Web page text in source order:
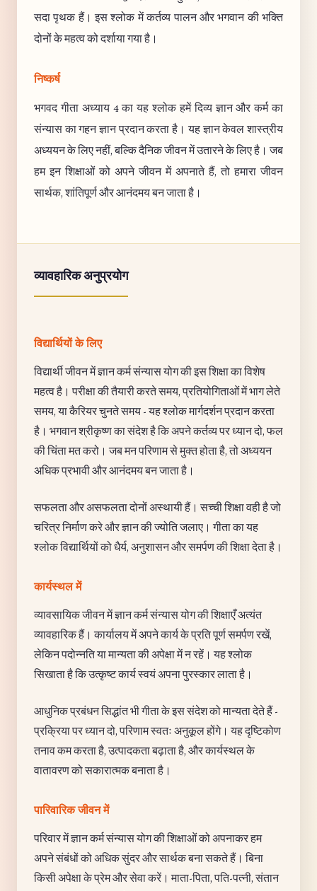
सदा पृथक हैं। इस श्लोक में कर्तव्य पालन और भगवान की भक्ति
दोनों के महत्व को दर्शाया गया है।
निष्कर्ष
भगवद गीता अध्याय 4 का यह श्लोक हमें दिव्य ज्ञान और कर्म का
संन्यास का गहन ज्ञान प्रदान करता है। यह ज्ञान केवल शास्त्रीय
अध्ययन के लिए नहीं, बल्कि दैनिक जीवन में उतारने के लिए है। जब
हम इन शिक्षाओं को अपने जीवन में अपनाते हैं, तो हमारा जीवन
सार्थक, शांतिपूर्ण और आनंदमय बन जाता है।
व्यावहारिक अनुप्रयोग
विद्यार्थियों के लिए
विद्यार्थी जीवन में ज्ञान कर्म संन्यास योग की इस शिक्षा का विशेष
महत्व है। परीक्षा की तैयारी करते समय, प्रतियोगिताओं में भाग लेते
समय, या कैरियर चुनते समय - यह श्लोक मार्गदर्शन प्रदान करता
है। भगवान श्रीकृष्ण का संदेश है कि अपने कर्तव्य पर ध्यान दो, फल
की चिंता मत करो। जब मन परिणाम से मुक्त होता है, तो अध्ययन
अधिक प्रभावी और आनंदमय बन जाता है।
सफलता और असफलता दोनों अस्थायी हैं। सच्ची शिक्षा वही है जो
चरित्र निर्माण करे और ज्ञान की ज्योति जलाए। गीता का यह
श्लोक विद्यार्थियों को धैर्य, अनुशासन और समर्पण की शिक्षा देता है।
कार्यस्थल में
व्यावसायिक जीवन में ज्ञान कर्म संन्यास योग की शिक्षाएँ अत्यंत
व्यावहारिक हैं। कार्यालय में अपने कार्य के प्रति पूर्ण समर्पण रखें,
लेकिन पदोन्नति या मान्यता की अपेक्षा में न रहें। यह श्लोक
सिखाता है कि उत्कृष्ट कार्य स्वयं अपना पुरस्कार लाता है।
आधुनिक प्रबंधन सिद्धांत भी गीता के इस संदेश को मान्यता देते हैं -
प्रक्रिया पर ध्यान दो, परिणाम स्वतः अनुकूल होंगे। यह दृष्टिकोण
तनाव कम करता है, उत्पादकता बढ़ाता है, और कार्यस्थल के
वातावरण को सकारात्मक बनाता है।
पारिवारिक जीवन में
परिवार में ज्ञान कर्म संन्यास योग की शिक्षाओं को अपनाकर हम
अपने संबंधों को अधिक सुंदर और सार्थक बना सकते हैं। बिना
किसी अपेक्षा के प्रेम और सेवा करें। माता-पिता, पति-पत्नी, संतान